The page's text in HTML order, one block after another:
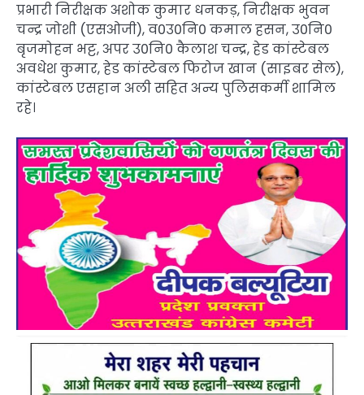
प्रभारी निरीक्षक अशोक कुमार धनकड़, निरीक्षक भुवन
चन्द्र जोशी (एसओजी), व0उ0नि0 कमाल हसन, उ0नि0
बृजमोहन भट्ट, अपर उ0नि0 कैलाश चन्द्र, हेड कांस्टेबल
अवधेश कुमार, हेड कांस्टेबल फिरोज खान (साइबर सेल),
कांस्टेबल एसहान अली सहित अन्य पुलिसकर्मी शामिल
रहे।